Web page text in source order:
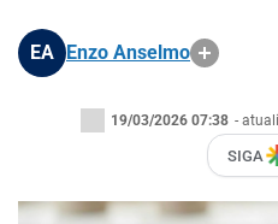
EA Enzo Anselmo
19/03/2026 07:38 -
SIGA